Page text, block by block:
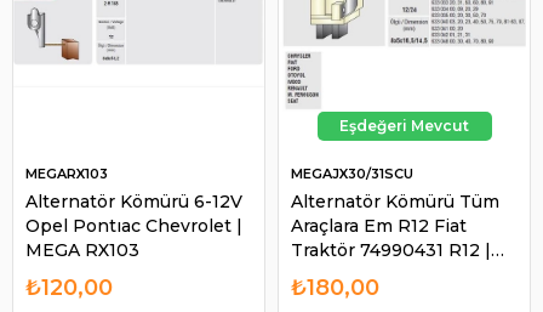
Alternatör Kömürü 6-12V
Opel Pontıac Chevrolet |
MEGA RX103
MEGARX103
₺120,00
Alternatör Kömürü Tüm
Araçlara Em R12 Fiat
Traktör 74990431 R12 |
MEGA JX30/31SCU
MEGAJX30/31SCU
₺180,00